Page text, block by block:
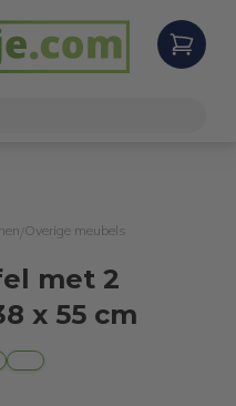
Overige meubels
met 2
x 55 cm